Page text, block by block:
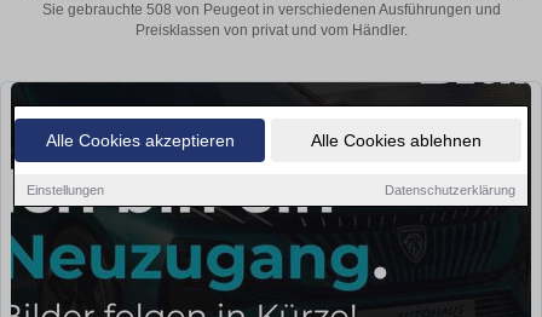
Alle Cookies akzeptieren Alle Cookies ablehnen
Einstellungen Datenschutzerklärung
Sie gebrauchte 508 von Peugeot in verschiedenen Ausführungen und
Preisklassen von privat und vom Händler.